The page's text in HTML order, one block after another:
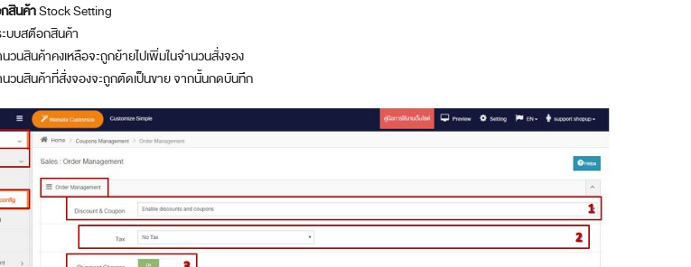
สินค้าStock Setting
ะบบสต๊อกสินค้า
วนสินค้าคงเหลือจะถูกย้ายไปเพิ่มในจำนวนสั่งจอง
วนสินค้าที่สั่งจองจะถูกตัดเป็นขาย จากนั้นกดบันทึก